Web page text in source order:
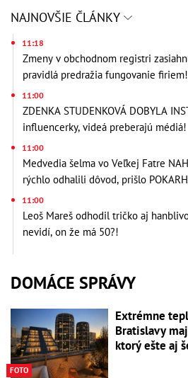
NAJNOVŠIE ČLÁNKY
11:18
Zmeny v obchodnom registri
pravidlá predražia fungovanie
11:00
ZDENKA STUDENKOVÁ DOBYLA
influencerky, videá preberajú médiá!
11:00
Medvedia šelma vo Veľkej Fatre
rýchlo odhalili dôvod, prišlo
11:00
Leoš Mareš odhodil tričko aj
nevidí, on že má 50?!
DOMÁCE SPRÁVY
FOTO
Extrémne
Bratislavy
ktorý ešte aj